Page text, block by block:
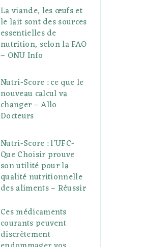
La viande, les œufs et
le lait sont des sources
essentielles de
nutrition, selon la FAO
– ONU Info
Nutri-Score : ce que le
nouveau calcul va
changer – Allo
Docteurs
Nutri-Score : l’UFC-
Que Choisir prouve
son utilité pour la
qualité nutritionnelle
des aliments – Réussir
Ces médicaments
courants peuvent
discrètement